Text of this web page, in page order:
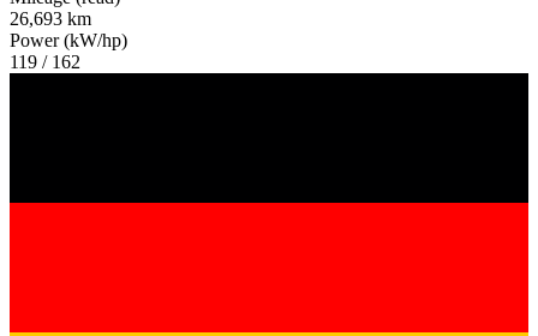
26,693 km
Power (kW/hp)
119 / 162